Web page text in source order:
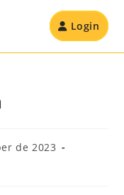
Login
de 2023